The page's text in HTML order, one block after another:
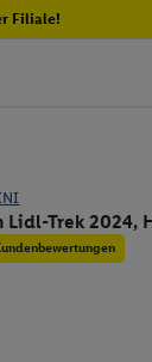
Filiale!
Lidl-Trek 2024,